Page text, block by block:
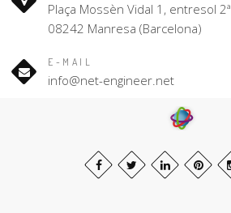
Plaça Mossèn Vidal 1, entresol 2ª
08242 Manresa (Barcelona)
E-MAIL
info@net-engineer.net